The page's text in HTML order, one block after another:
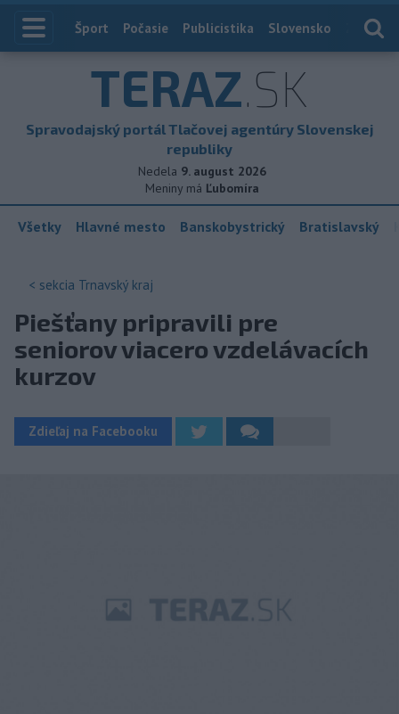
Index
Šport Počasie Publicistika Slovensko
TERAZ.SK
Spravodajský portál Tlačovej agentúry Slovenskej
republiky
Nedela 9. august 2026
Meniny má Ľubomíra
Všetky Hlavné mesto Banskobystrický Bratislavský
< sekcia Trnavský kraj
Piešťany pripravili pre
seniorov viacero vzdelávacích
kurzov
Zdieľaj na Facebooku